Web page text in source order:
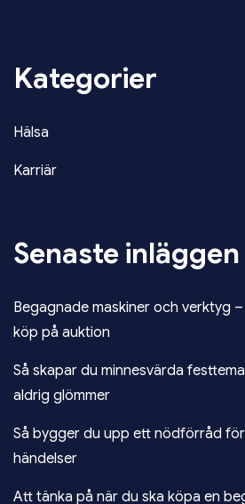
Kategorier
Hälsa
Karriär
Senaste inläggen
Begagnade maskiner och verktyg
köp på auktion
Så skapar du minnesvärda
aldrig glömmer
Så bygger du upp ett nödförråd
händelser
Att tänka på när du ska köpa en